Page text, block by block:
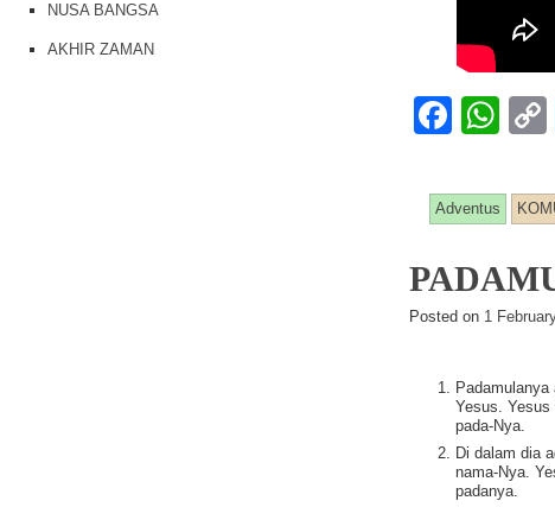
F
c
e
b
o
k
W
at
s
A
p
Adventus
Posted on 1
Yesus. Yesus
pada-Nya.
Di dalam dia
nama-Nya.
padanya.
NUSA BANGSA
AKHIR ZAMAN